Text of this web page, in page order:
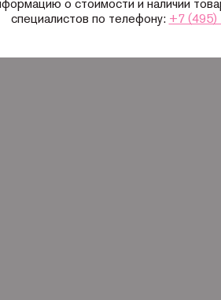
о стоимости и наличии
специалистов по телефону: +7 (495)